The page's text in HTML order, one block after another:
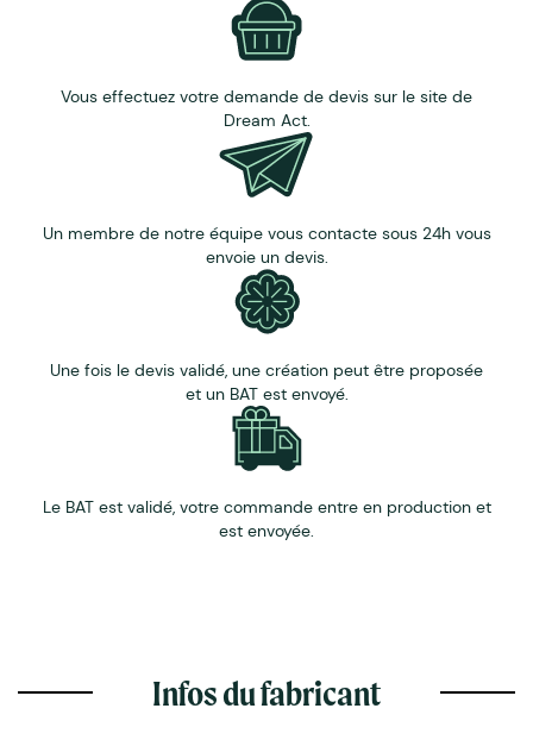
Vous effectuez votre demande de devis sur le site de
Dream Act.
Un membre de notre équipe vous contacte sous 24h vous
envoie un devis.
Une fois le devis validé, une création peut être proposée
et un BAT est envoyé.
Le BAT est validé, votre commande entre en production et
est envoyée.
Infos du fabricant